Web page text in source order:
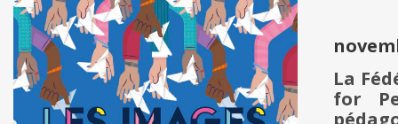
La
for